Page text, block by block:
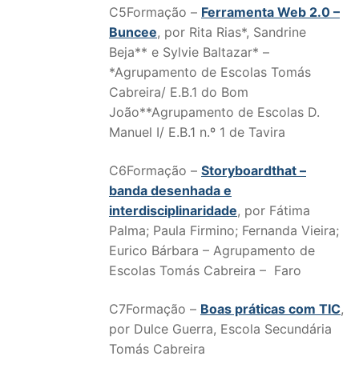
C5Formação – Ferramenta Web 2.0 –
Buncee, por Rita Rias*, Sandrine
Beja** e Sylvie Baltazar* –
*Agrupamento de Escolas Tomás
Cabreira/ E.B.1 do Bom
João**Agrupamento de Escolas D.
Manuel I/ E.B.1 n.º 1 de Tavira
C6Formação – Storyboardthat –
banda desenhada e
interdisciplinaridade, por Fátima
Palma; Paula Firmino; Fernanda Vieira;
Eurico Bárbara – Agrupamento de
Escolas Tomás Cabreira – Faro
C7Formação – Boas práticas com TIC,
por Dulce Guerra, Escola Secundária
Tomás Cabreira